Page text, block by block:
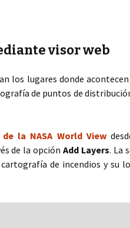
visor web
los lugares donde
de puntos de
la NASA World View
de la opciónAdd Layers. La
de incendios y su